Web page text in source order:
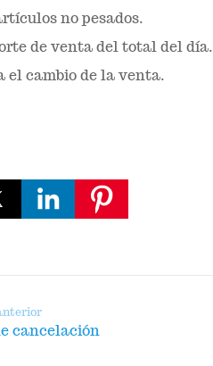
no pesados.
de venta del total del día.
el cambio de la venta.
cancelación